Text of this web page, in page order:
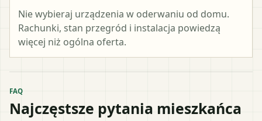
Nie wybieraj urządzenia w oderwaniu od domu.
Rachunki, stan przegród i instalacja powiedzą
więcej niż ogólna oferta.
FAQ
Najczęstsze pytania mieszkańca